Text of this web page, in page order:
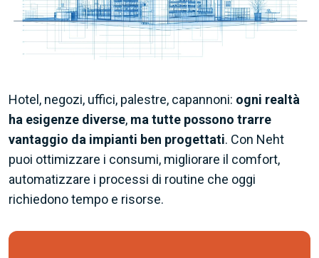
Hotel, negozi, uffici, palestre, capannoni: ogni realtà
ha esigenze diverse, ma tutte possono trarre
vantaggio da impianti ben progettati. Con Neht
puoi ottimizzare i consumi, migliorare il comfort,
automatizzare i processi di routine che oggi
richiedono tempo e risorse.